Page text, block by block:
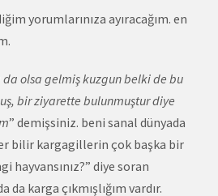
yorumlarınıza ayıracağım. en
da olsa gelmiş kuzgun belki de bu
bir ziyarette bulunmuştur diye
” demişsiniz. beni sanal dünyada
bilir kargagillerin çok başka bir
hayvansınız?” diye soran
karga çıkmışlığım vardır.